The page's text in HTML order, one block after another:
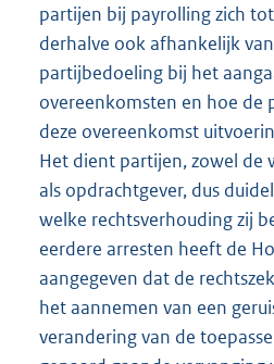
partijen bij payrolling zich
derhalve ook afhankelijk
partijbedoeling bij het
overeenkomsten en hoe de
deze overeenkomst
Het dient partijen, zowel de
als opdrachtgever, dus
welke rechtsverhouding zij
eerdere arresten heeft de
aangegeven dat de
het aannemen van een
verandering van de